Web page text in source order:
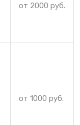
от 2000 руб.
от 1000 руб.